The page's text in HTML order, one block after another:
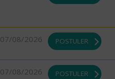
07/08/2026 POSTULER
07/08/2026 POSTULER